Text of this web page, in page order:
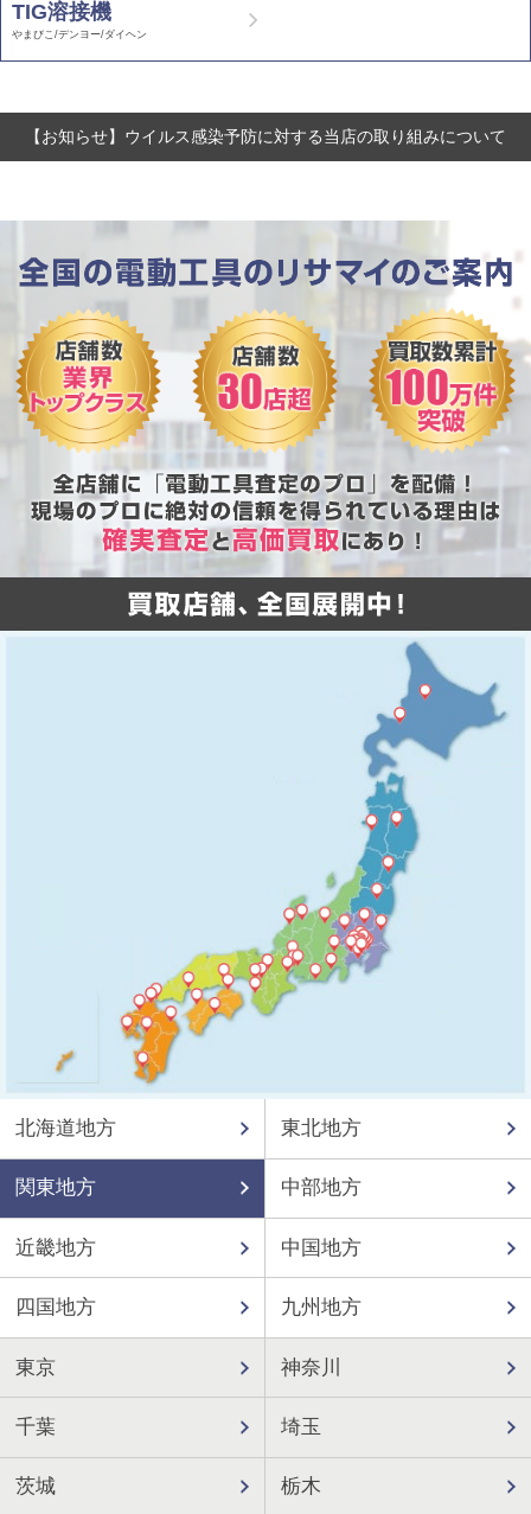
TIG溶接機
やまびこ/デンヨー/ダイヘン
【お知らせ】ウイルス感染予防に対する当店の取り組みについて
北海道地方 東北地方
関東地方 中部地方
近畿地方 中国地方
四国地方 九州地方
東京 神奈川
千葉 埼玉
茨城 栃木